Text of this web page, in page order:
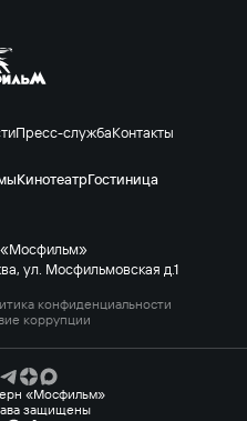
Пресс-службаКонтакты
КинотеатрГостиница
«Мосфильм»
ул. Мосфильмовская д.1
конфиденциальности
коррупции
«Мосфильм»
защищены